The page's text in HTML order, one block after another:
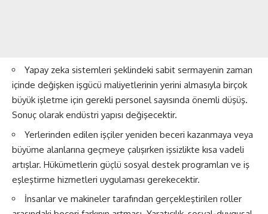
Yapay zeka sistemleri şeklindeki sabit sermayenin zaman
içinde değişken işgücü maliyetlerinin yerini almasıyla birçok
büyük işletme için gerekli personel sayısında önemli düşüş.
Sonuç olarak endüstri yapısı değişecektir.
Yerlerinden edilen işçiler yeniden beceri kazanmaya veya
büyüme alanlarına geçmeye çalışırken işsizlikte kısa vadeli
artışlar. Hükümetlerin güçlü sosyal destek programları ve iş
eşleştirme hizmetleri uygulaması gerekecektir.
İnsanlar ve makineler tarafından gerçekleştirilen roller